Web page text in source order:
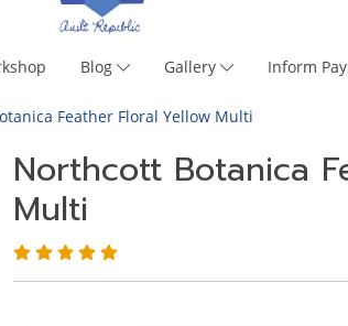
Blog Gallery Inform
Feather Floral Yellow Multi
Northcott Botanica
Multi